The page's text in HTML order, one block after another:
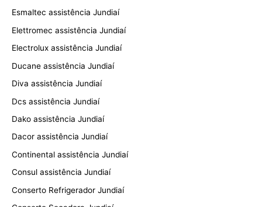
Esmaltec assistência Jundiaí
Elettromec assistência Jundiaí
Electrolux assistência Jundiaí
Ducane assistência Jundiaí
Diva assistência Jundiaí
Dcs assistência Jundiaí
Dako assistência Jundiaí
Dacor assistência Jundiaí
Continental assistência Jundiaí
Consul assistência Jundiaí
Conserto Refrigerador Jundiaí